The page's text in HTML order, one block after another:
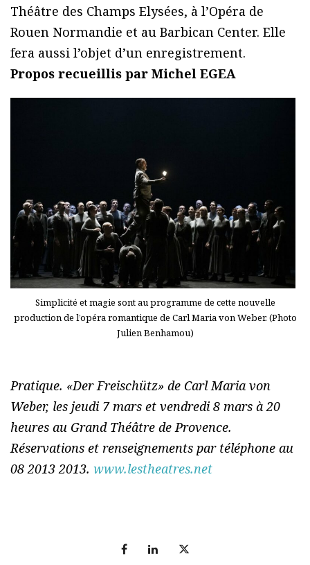
Théâtre des Champs Elysées, à l’Opéra de
Rouen Normandie et au Barbican Center. Elle
fera aussi l’objet d’un enregistrement.
Propos recueillis par Michel EGEA
Simplicité et magie sont au programme de cette nouvelle
production de l’opéra romantique de Carl Maria von Weber. (Photo
Julien Benhamou)
Pratique. «Der Freischütz» de Carl Maria von
Weber, les jeudi 7 mars et vendredi 8 mars à 20
heures au Grand Théâtre de Provence.
Réservations et renseignements par téléphone au
08 2013 2013. www.lestheatres.net